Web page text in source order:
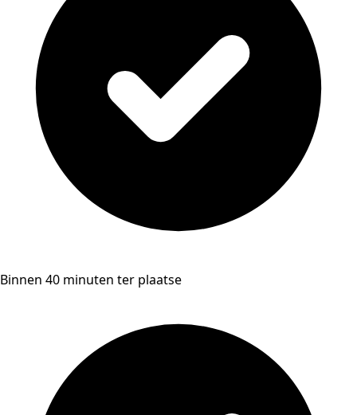
Binnen 40 minuten ter plaatse